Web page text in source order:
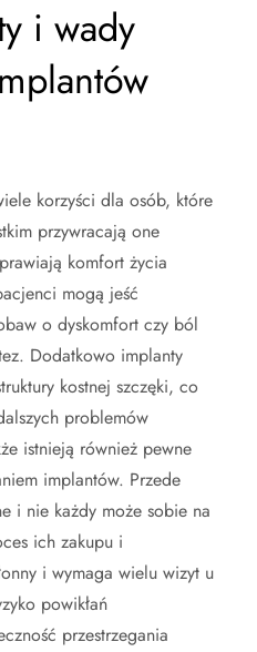
i wady
korzyści dla osób, które
przywracają one
komfort życia
mogą jeść
o dyskomfort czy ból
Dodatkowo implanty
kostnej szczęki, co
problemów
istnieją również pewne
implantów. Przede
i nie każdy może sobie na
ich zakupu i
i wymaga wielu wizyt u
powikłań
przestrzegania